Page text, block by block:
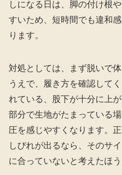
しになる日は、脚の付け根
すいため、短時間でも違和
ります。
対処としては、まず脱いで
うえで、履き方を確認して
れている、股下が十分に上
部分で生地がたまっている
圧を感じやすくなります。
しびれが出るなら、そのサ
に合っていないと考えたほう